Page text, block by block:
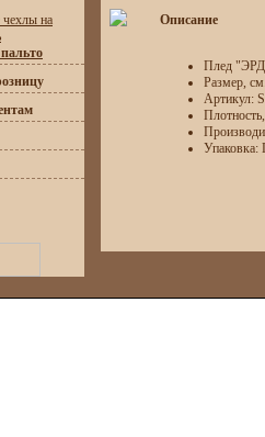
чехлы на
Описание
Плед
Размер,
Артикул: